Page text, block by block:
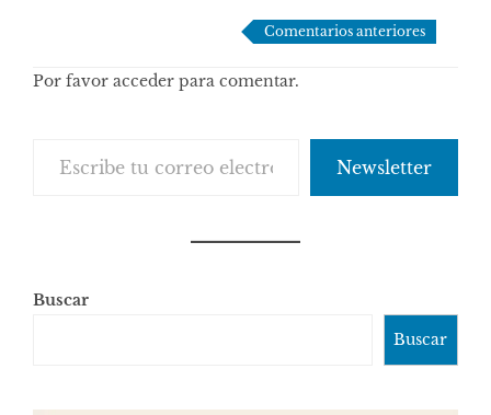
comentarios
Comentarios anteriores
Por favor acceder para comentar.
Newsletter
Buscar
Buscar